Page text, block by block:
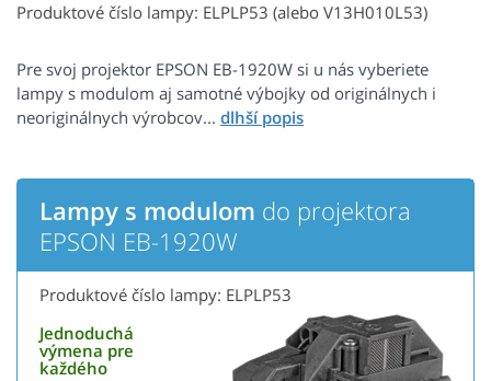
Produktové číslo lampy: ELPLP53 (alebo V13H010L53)
Pre svoj projektor EPSON EB-1920W si u nás vyberiete
lampy s modulom aj samotné výbojky od originálnych i
neoriginálnych výrobcov...
Lampy s modulom do projektora
EPSON EB-1920W
Produktové číslo lampy: ELPLP53
Jednoduchá
výmena pre
každého